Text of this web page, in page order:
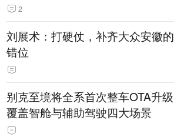
2
刘展术：打硬仗，补齐大众安徽的
错位
别克至境将全系首次整车OTA升级
覆盖智舱与辅助驾驶四大场景